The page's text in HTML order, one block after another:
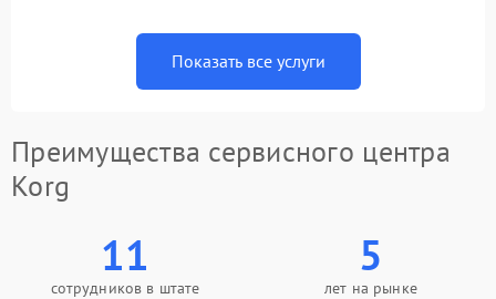
Показать все услуги
Преимущества сервисного центра
Korg
11
сотрудников в штате
5
лет на рынке